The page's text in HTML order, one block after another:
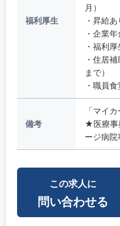
福利厚生
月）
・昇給
・企業
・福利
・住居
まで）
・職員
備考
「マイ
★医療事
ージ病院
この求人に
問い合わせる